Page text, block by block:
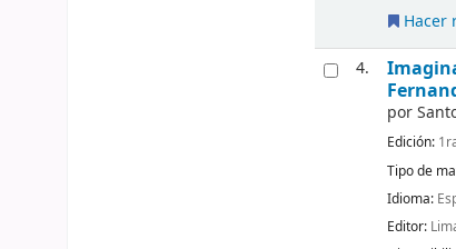
Hacer
4.
por
Edición:
Tipo de
Idioma:
Editor: